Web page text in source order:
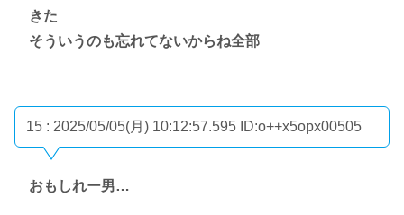
きた
そういうのも忘れてないからね全部
15 : 2025/05/05(月) 10:12:57.595 ID:o++x5opx00505
おもしれー男…